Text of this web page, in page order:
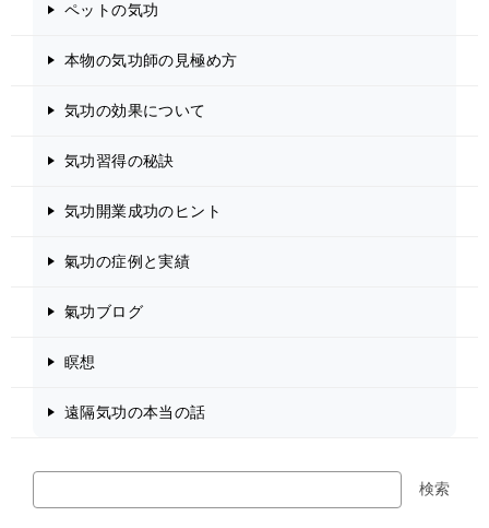
ペットの気功
本物の気功師の見極め方
気功の効果について
気功習得の秘訣
気功開業成功のヒント
氣功の症例と実績
氣功ブログ
瞑想
遠隔気功の本当の話
索
検索